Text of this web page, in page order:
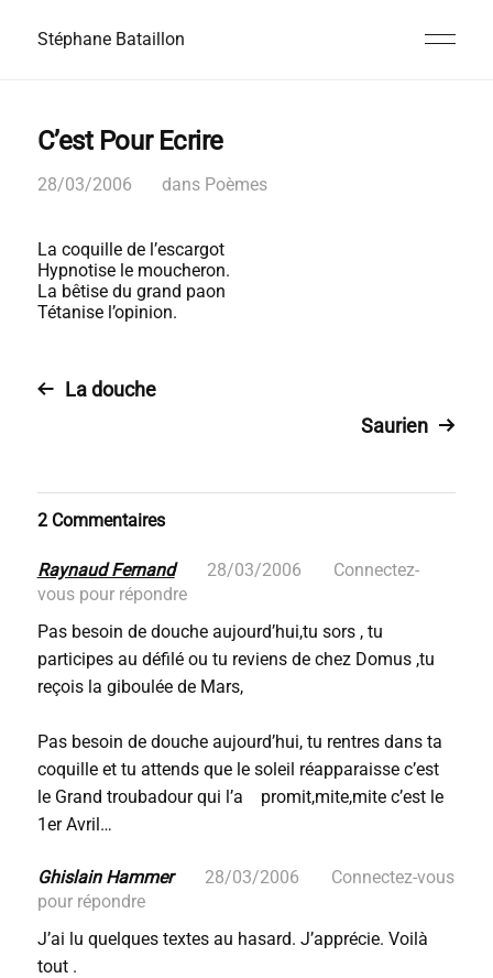
Stéphane Bataillon
C’est Pour Ecrire
28/03/2006 dans Poèmes
La coquille de l’escargot
Hypnotise le moucheron.
La bêtise du grand paon
Tétanise l’opinion.
La douche
Saurien
2 Commentaires
Raynaud Fernand 28/03/2006
Connectez-
vous pour répondre
Pas besoin de douche aujourd’hui,tu sors , tu
participes au défilé ou tu reviens de chez Domus ,tu
reçois la giboulée de Mars,
Pas besoin de douche aujourd’hui, tu rentres dans ta
coquille et tu attends que le soleil réapparaisse c’est
le Grand troubadour qui l’a promit,mite,mite c’est le
1er Avril…
Ghislain Hammer 28/03/2006
Connectez-vous
pour répondre
J’ai lu quelques textes au hasard. J’apprécie. Voilà
tout .